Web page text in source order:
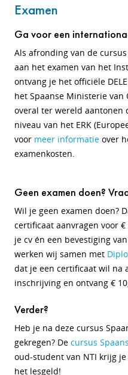
Examen
Ga voor een
Als afronding van de
aan het examen van het
ontvang je het officiële
het Spaanse Ministerie
overal ter wereld aantonen
niveau van het ERK
voor meer informatie over
examenkosten.
Geen examen doen?
Wil je geen examen doen?
certificaat aanvragen voor
je cv én een bevestiging
werken wij samen met
dat je een certificaat wil na
inschrijving en ontvang €
Verder?
Heb je na deze cursus
gekregen? De cursus
oud-student van NTI krijg
het lesgeld!